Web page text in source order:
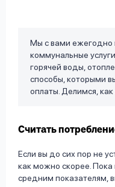
Мы с вами
коммунальные
горячей воды,
способы, которыми
оплаты. Делимся, как
Считать
Если вы до сих пор не
как можно скорее. Пока
средним показателям,
Оформить заявку
Ответы
на
вопросы